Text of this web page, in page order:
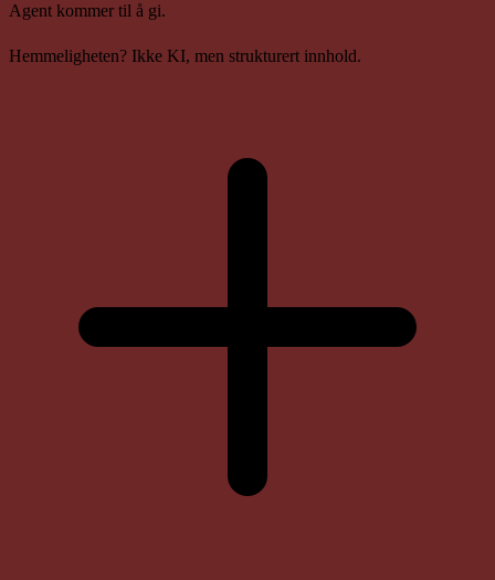
Agent kommer til å gi.
Hemmeligheten? Ikke KI, men strukturert innhold.